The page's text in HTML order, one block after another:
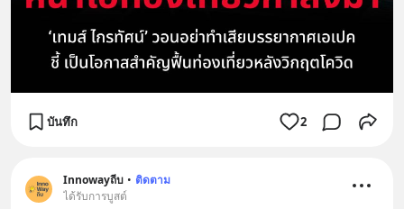
บันทึก 2
Innowayถีบ • ติดตาม
ได้รับการบูสต์